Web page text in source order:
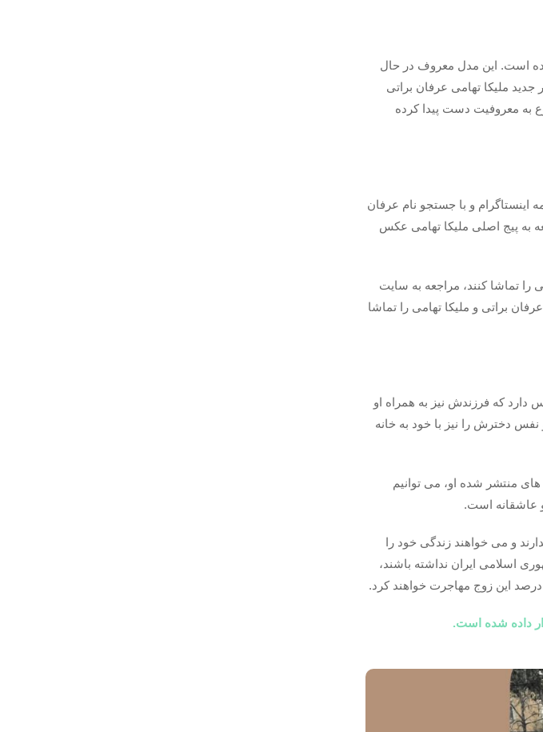
است. این مدل معروف در حال
ملیکا تهامی عرفان براتی
به معروفیت دست پیدا کرده
و با جستجو نام عرفان
به پیج اصلی ملیکا تهامی عکس
تماشا کنند، مراجعه به سایت
براتی و ملیکا تهامی را تماشا
دارد که فرزندش نیز به همراه او
دخترش را نیز با خود به خانه
های منتشر شده او، می توانیم
عاشقانه است.
و می خواهند زندگی خود را
اسلامی ایران نداشته باشند،
این زوج مهاجرت خواهند کرد.
داده شده است.